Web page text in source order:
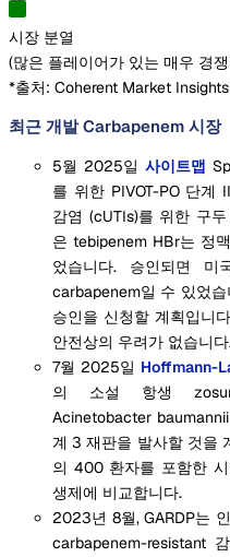
시장 분열
(많은 플레이어가 있는 매우 경
*출처: Coherent Market Insights
최근 개발 Carbapenem 시장
5월 2025일 사이트맵
를 위한 PIVOT-PO 단계
감염 (cUTIs)를 위한 구
은 tebipenem HBr는 정
었습니다. 승인되면
carbapenem일 수 있었
승인을 신청할 계획입니
안전상의 우려가 없습니
7월 2025일 Hoffmann-
의 소설 항생
Acinetobacter
계 3 재판을 발사할 것을
의 400 환자를 포함한
생제에 비교합니다.
2023년 8월, GARDP는
carbapenem-resistant